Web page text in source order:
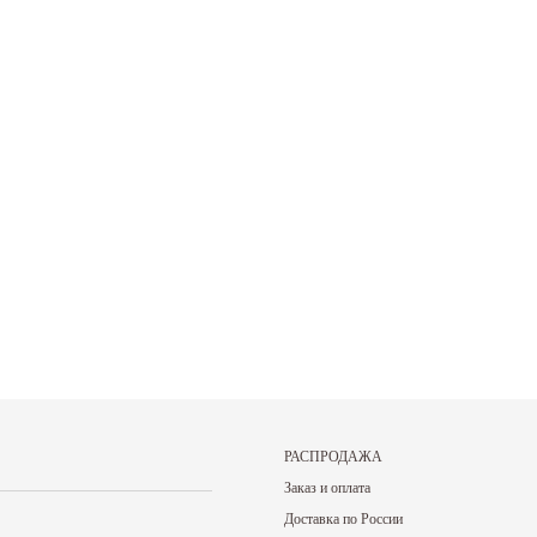
РАСПРОДАЖА
Заказ и оплата
Доставка по России